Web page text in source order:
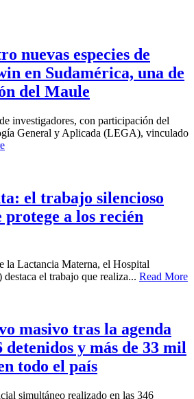
nuevas especies de
en Sudamérica, una de
del Maule
investigadores, con participación del
General y Aplicada (LEGA), vinculado
el trabajo silencioso
a los recién
la Lactancia Materna, el Hospital
el trabajo que realiza... Read More
masivo tras la agenda
y más de 33 mil
todo el país
simultáneo realizado en las 346